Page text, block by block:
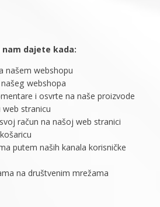
dajete kada:
našem webshopu
webshopa
i osvrte na naše proizvode
web stranicu
račun na našoj web stranici
putem naših kanala korisničke
na društvenim mrežama